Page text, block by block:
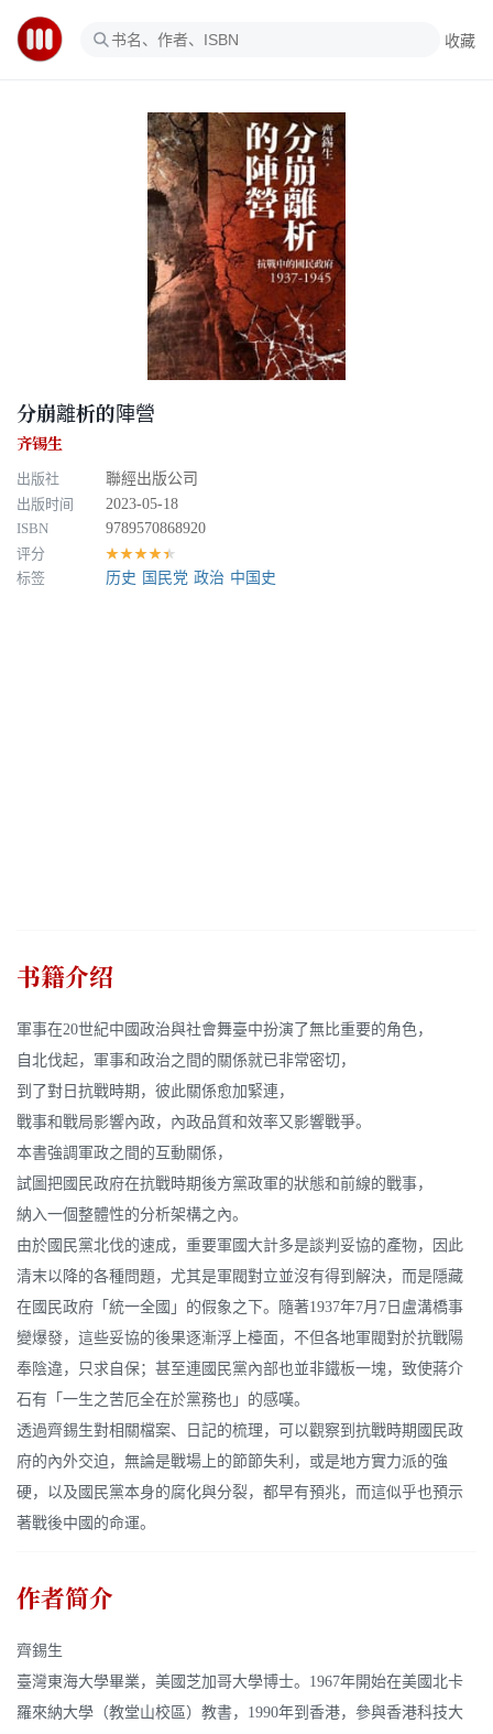
收藏
分崩離析的陣營
齐锡生
出版社
聯經出版公司
出版时间
2023-05-18
ISBN
9789570868920
评分
★★★★★
标签 历史 国民党 政治 中国史
书籍介绍
軍事在20世紀中國政治與社會舞臺中扮演了無比重要的角色，
自北伐起，軍事和政治之間的關係就已非常密切，
到了對日抗戰時期，彼此關係愈加緊連，
戰事和戰局影響內政，內政品質和效率又影響戰爭。
本書強調軍政之間的互動關係，
試圖把國民政府在抗戰時期後方黨政軍的狀態和前線的戰事，
納入一個整體性的分析架構之內。
由於國民黨北伐的速成，重要軍國大計多是談判妥協的產物，因此
清末以降的各種問題，尤其是軍閥對立並沒有得到解決，而是隱藏
在國民政府「統一全國」的假象之下。隨著1937年7月7日盧溝橋事
變爆發，這些妥協的後果逐漸浮上檯面，不但各地軍閥對於抗戰陽
奉陰違，只求自保；甚至連國民黨內部也並非鐵板一塊，致使蔣介
石有「一生之苦厄全在於黨務也」的感嘆。
透過齊錫生對相關檔案、日記的梳理，可以觀察到抗戰時期國民政
府的內外交迫，無論是戰場上的節節失利，或是地方實力派的強
硬，以及國民黨本身的腐化與分裂，都早有預兆，而這似乎也預示
著戰後中國的命運。
作者简介
齊錫生
臺灣東海大學畢業，美國芝加哥大學博士。1967年開始在美國北卡
羅來納大學（教堂山校區）教書，1990年到香港，參與香港科技大